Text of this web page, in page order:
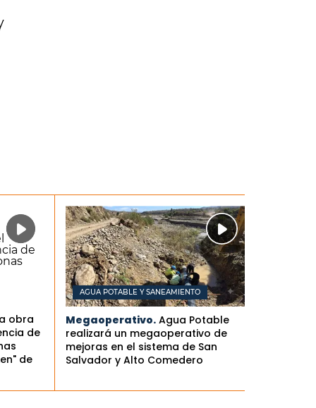
obra
de
de
AGUA POTABLE Y SANEAMIENTO
Megaoperativo. Agua Potable
realizará un megaoperativo de
mejoras en el sistema de San
Salvador y Alto Comedero